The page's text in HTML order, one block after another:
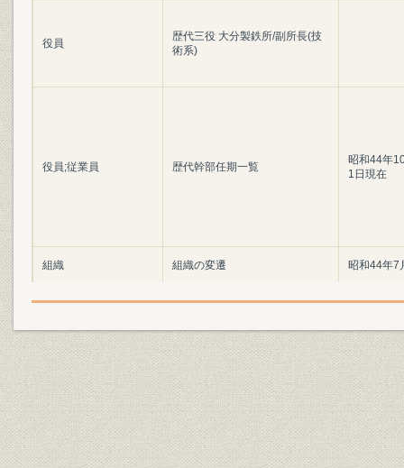
役員
歴代三役 大分製鉄所/副所長(技
術系)
役員;従業員 歴代幹部任期一覧
昭和44年
1日現在
組織 組織の変遷 昭和44年7
組織 組織の変遷 昭和44年
組織 組織の変遷 昭和45年
組織 組織の変遷 昭和46年6
組織 組織の変遷 昭和47年8
組織 組織の変遷 昭和51年4